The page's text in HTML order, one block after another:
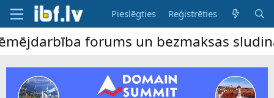
Pieslēgties Reģistrēties
forums un bezmaksas